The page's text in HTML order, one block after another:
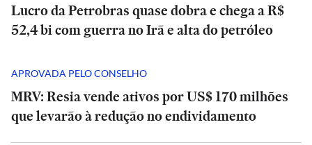
Lucro da Petrobras quase dobra e chega a R$
52,4 bi com guerra no Irã e alta do petróleo
APROVADA PELO CONSELHO
MRV: Resia vende ativos por US$ 170 milhões
que levarão à redução no endividamento